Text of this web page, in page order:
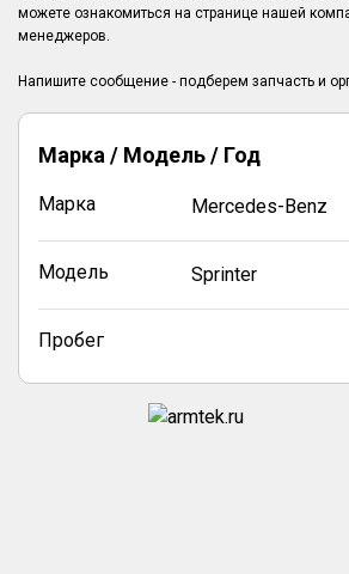
можете ознакомиться на странице нашей
менеджеров.
Марка / Модель / Год
Марка Mercedes-Benz
Модель Sprinter
Пробег